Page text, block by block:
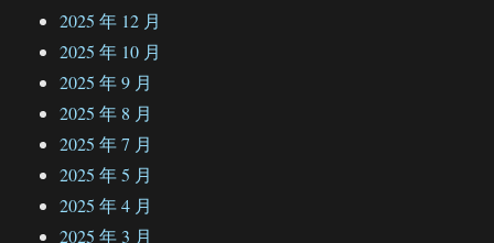
2025 年 12 月
2025 年 10 月
2025 年 9 月
2025 年 8 月
2025 年 7 月
2025 年 5 月
2025 年 4 月
2025 年 3 月